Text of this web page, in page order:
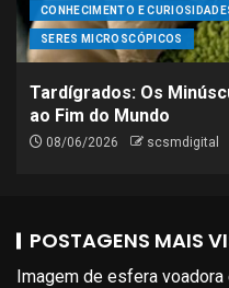
CONHECIMENTO E
SERES MICROSCÓPICOS
Tardígrados: Os
ao Fim do Mundo
08/06/2026 scsmdigital
POSTAGENS MAIS
Imagem de esfera